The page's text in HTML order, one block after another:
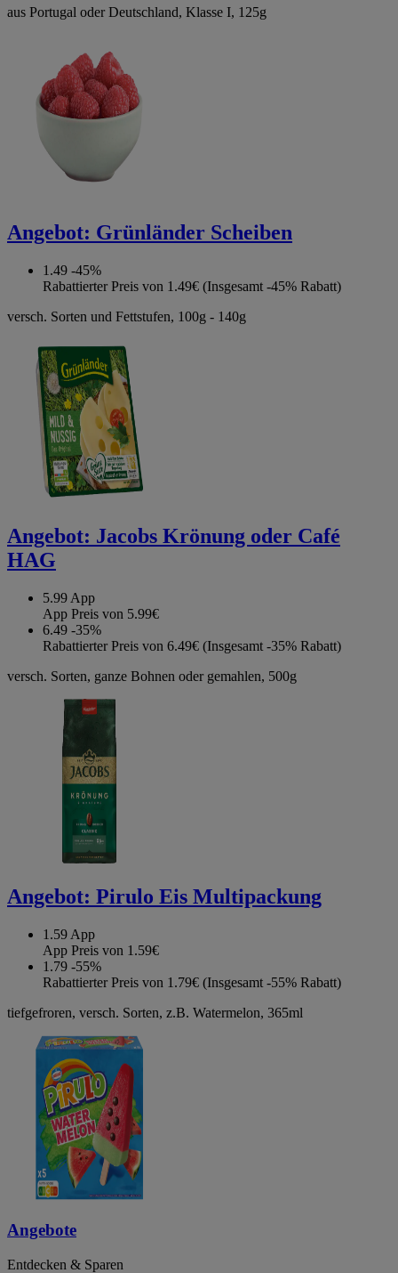
aus Portugal oder Deutschland, Klasse I, 125g
Angebot: Grünländer Scheiben
1.49 -45%
Rabattierter Preis von 1.49€ (Insgesamt -45% Rabatt)
versch. Sorten und Fettstufen, 100g - 140g
Angebot: Jacobs Krönung oder Café
HAG
5.99 App
App Preis von 5.99€
6.49 -35%
Rabattierter Preis von 6.49€ (Insgesamt -35% Rabatt)
versch. Sorten, ganze Bohnen oder gemahlen, 500g
Angebot: Pirulo Eis Multipackung
1.59 App
App Preis von 1.59€
1.79 -55%
Rabattierter Preis von 1.79€ (Insgesamt -55% Rabatt)
tiefgefroren, versch. Sorten, z.B. Watermelon, 365ml
Angebote
Entdecken & Sparen